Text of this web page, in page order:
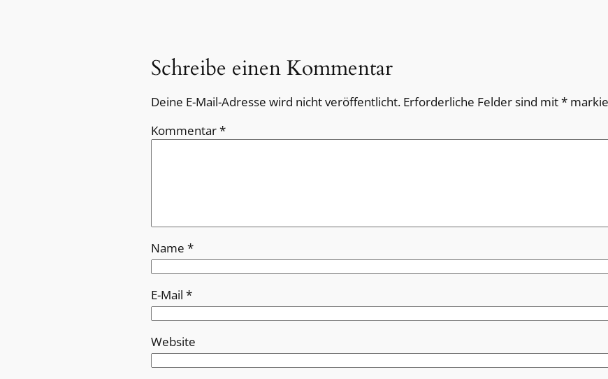
Schreibe einen Kommentar
Deine E-Mail-Adresse wird nicht veröffentlicht. Erforderliche Felder sind mit*
Kommentar*
Name *
E-Mail *
Website